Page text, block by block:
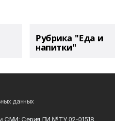
Рубрика "Еда и
напитки"
данных
СМИ: Серия ПИ №ТУ 02-01518